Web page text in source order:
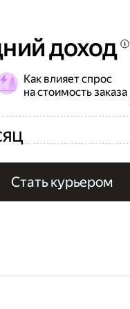
доход
Как влияет спрос
на стоимость заказа
Стать курьером